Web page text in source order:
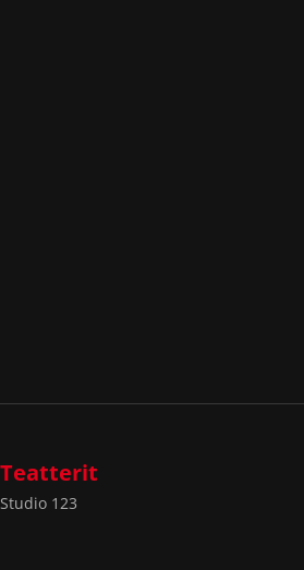
Teatterit
Studio 123